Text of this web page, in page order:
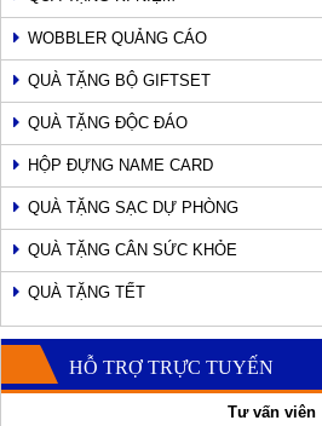
WOBBLER QUẢNG CÁO
QUÀ TẶNG BỘ GIFTSET
QUÀ TẶNG ĐỘC ĐÁO
HỘP ĐỰNG NAME CARD
QUÀ TẶNG SẠC DỰ PHÒNG
QUÀ TẶNG CÂN SỨC KHỎE
QUÀ TẶNG TẾT
HỖ TRỢ TRỰC TUYẾN
Tư vấn viên